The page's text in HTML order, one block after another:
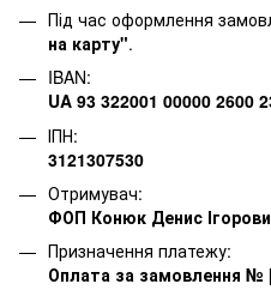
Під час оформлення
на карту".
IBAN:
UA 93 322001 00000 2600
ІПН:
3121307530
Отримувач:
ФОП Конюк Денис
Призначення платежу:
Оплата за замовлення